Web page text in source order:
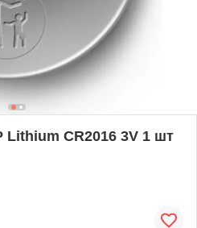
Lithium CR2016 3V 1 шт